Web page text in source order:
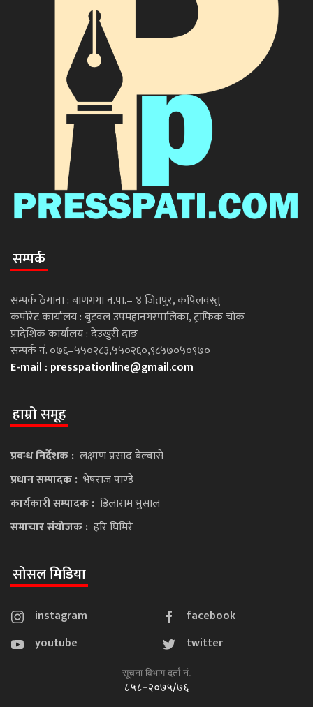
सम्पर्क
सम्पर्क ठेगाना : बाणगंगा न.पा.– ४ जितपुर, कपिलवस्तु
कपोरेट कार्यालय : बुटवल उपमहानगरपालिका, ट्राफिक चोक
प्रादेशिक कार्यालय : देउखुरी दाङ
सम्पर्क नं. ०७६–५५०२८३,५५०२६०,९८५७०५०९७०
E-mail : presspationline@gmail.com
हाम्रो समूह
प्रवन्ध निर्देशक : लक्ष्मण प्रसाद बेल्बासे
प्रधान सम्पादक : भेषराज पाण्डे
कार्यकारी सम्पादक : डिलाराम भुसाल
समाचार संयोजक : हरि घिमिरे
सोसल मिडिया
instagram
facebook
youtube
twitter
सूचना विभाग दर्ता नं.
८५८-२०७५/७६